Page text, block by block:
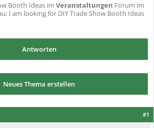
Booth Ideas im Veranstaltungen Forum im
I am looking for DIY Trade Show Booth Ideas
Antworten
Neues Thema erstellen
#1